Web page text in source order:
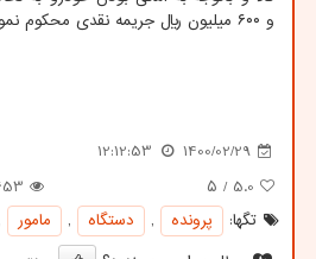
و ۶۰۰ میلیون ریال جریمه نقدی محکوم نمود.
1400/02/29
12:12:53
5.0 / ۵
تگها:
پرونده , دستگاه , مامور